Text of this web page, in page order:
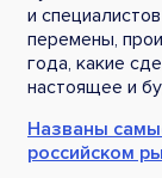
и
перемены,
года, какие
настоящее и
Названы
российском